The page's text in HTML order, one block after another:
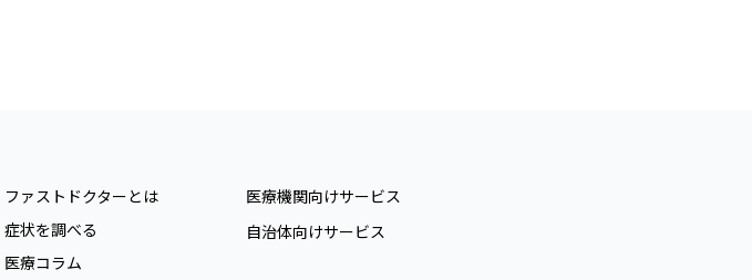
ファストドクターとは
症状を調べる
医療コラム
医療機関向けサービス
自治体向けサービス